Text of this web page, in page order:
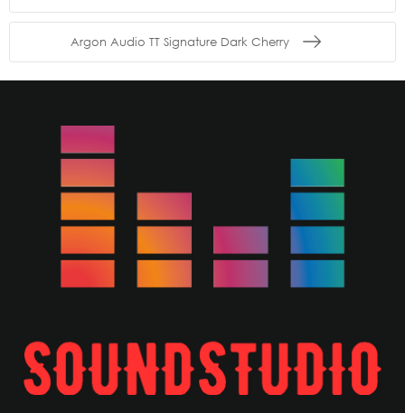
Argon Audio TT Signature Dark Cherry